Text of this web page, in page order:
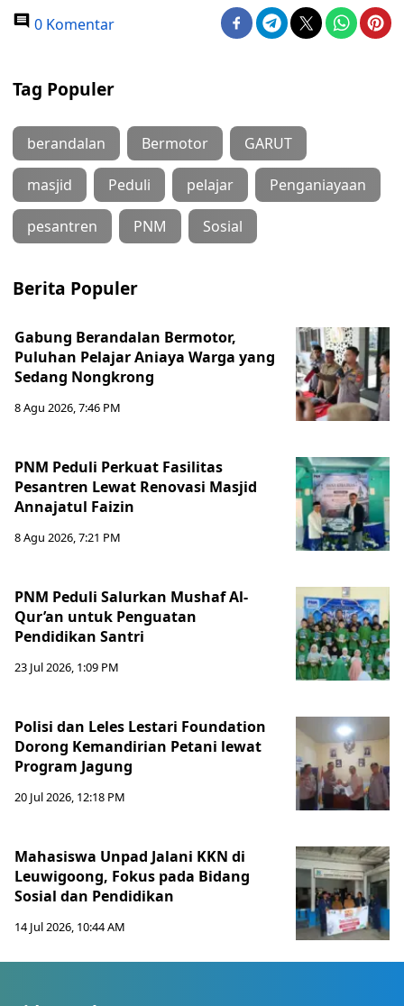
0 Komentar
Tag Populer
berandalan Bermotor GARUT
masjid Peduli pelajar Penganiayaan
pesantren PNM Sosial
Berita Populer
Gabung Berandalan Bermotor,
Puluhan Pelajar Aniaya Warga yang
Sedang Nongkrong
8 Agu 2026, 7:46 PM
PNM Peduli Perkuat Fasilitas
Pesantren Lewat Renovasi Masjid
Annajatul Faizin
8 Agu 2026, 7:21 PM
PNM Peduli Salurkan Mushaf Al-
Qur’an untuk Penguatan
Pendidikan Santri
23 Jul 2026, 1:09 PM
Polisi dan Leles Lestari Foundation
Dorong Kemandirian Petani lewat
Program Jagung
20 Jul 2026, 12:18 PM
Mahasiswa Unpad Jalani KKN di
Leuwigoong, Fokus pada Bidang
Sosial dan Pendidikan
14 Jul 2026, 10:44 AM